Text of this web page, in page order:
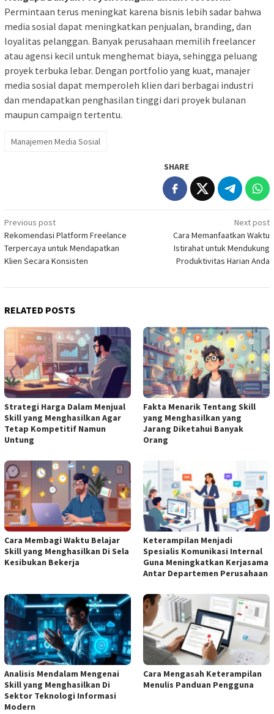
Permintaan terus meningkat karena bisnis lebih sadar bahwa
media sosial dapat meningkatkan penjualan, branding, dan
loyalitas pelanggan. Banyak perusahaan memilih freelancer
atau agensi kecil untuk menghemat biaya, sehingga peluang
proyek terbuka lebar. Dengan portfolio yang kuat, manajer
media sosial dapat memperoleh klien dari berbagai industri
dan mendapatkan penghasilan tinggi dari proyek bulanan
maupun campaign tertentu.
Manajemen Media Sosial
SHARE
Post
navigation
Previous post
Rekomendasi Platform Freelance
Terpercaya untuk Mendapatkan
Klien Secara Konsisten
Next post
Cara Memanfaatkan Waktu
Istirahat untuk Mendukung
Produktivitas Harian Anda
RELATED POSTS
Strategi Harga Dalam Menjual
Skill yang Menghasilkan Agar
Tetap Kompetitif Namun
Untung
Fakta Menarik Tentang Skill
yang Menghasilkan yang
Jarang Diketahui Banyak
Orang
Cara Membagi Waktu Belajar
Skill yang Menghasilkan Di Sela
Kesibukan Bekerja
Keterampilan Menjadi
Spesialis Komunikasi Internal
Guna Meningkatkan Kerjasama
Antar Departemen Perusahaan
Analisis Mendalam Mengenai
Skill yang Menghasilkan Di
Sektor Teknologi Informasi
Modern
Cara Mengasah Keterampilan
Menulis Panduan Pengguna